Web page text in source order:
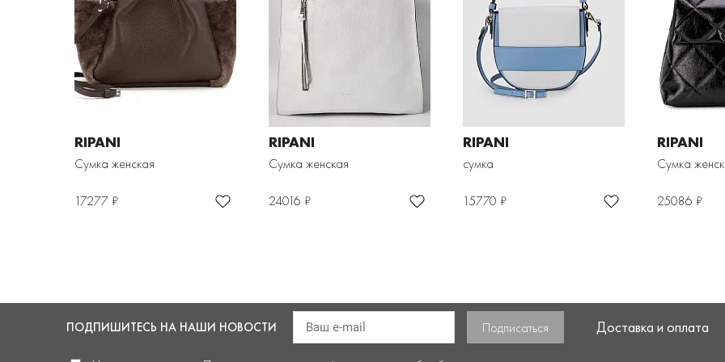
RIPANI
Сумка женская
17277 ₽
RIPANI
Сумка женская
24016 ₽
RIPANI
сумка
15770 ₽
RIPANI
Сумка
25086 ₽
ПОДПИШИТЕСЬ НА НАШИ НОВОСТИ Доставка и оплата